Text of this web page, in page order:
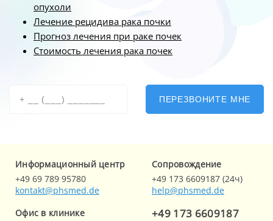
опухоли
Лечение рецидива рака почки
Прогноз лечения при раке почек
Стоимость лечения рака почек
ПЕРЕЗВОНИТЕ МНЕ
Информационный центр
+49 69 789 95780
kontakt@phsmed.de
Cопровождение
+49 173 6609187 (24ч)
help@phsmed.de
Офис в клинике
+49 173 6609187